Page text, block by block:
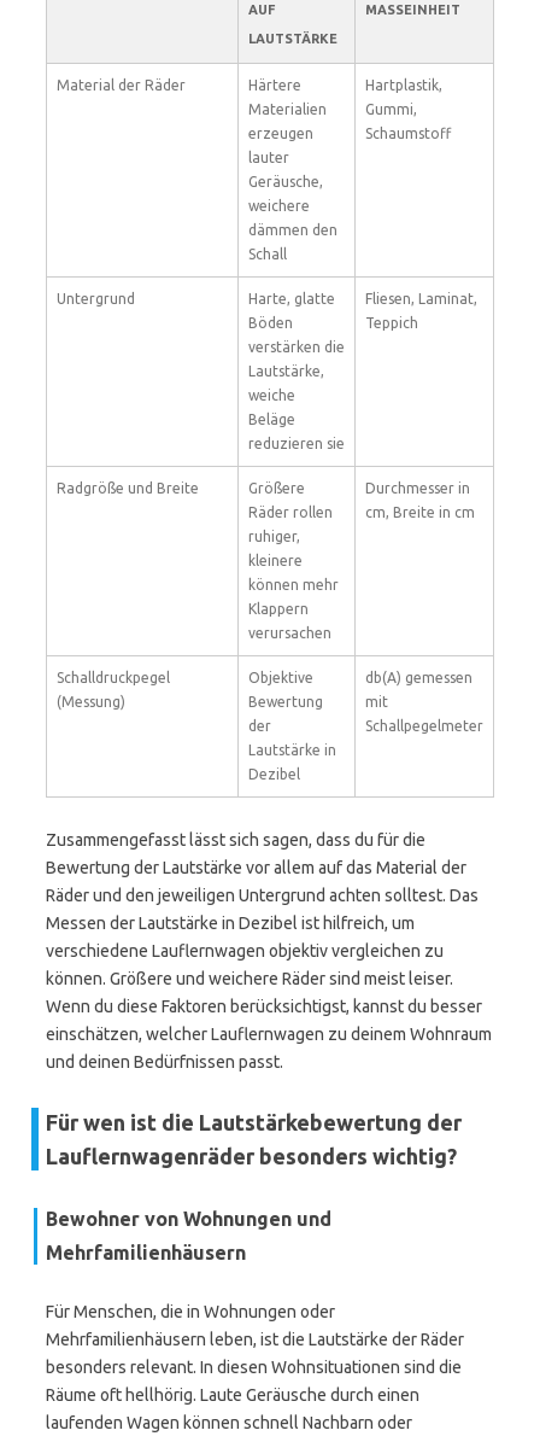
AUF
LAUTSTÄRKE
MASSEINHEIT
Material der Räder
Härtere
Materialien
erzeugen
lauter
Geräusche,
weichere
dämmen den
Schall
Hartplastik,
Gummi,
Schaumstoff
Untergrund
Harte, glatte
Böden
verstärken die
Lautstärke,
weiche
Beläge
reduzieren sie
Fliesen, Laminat,
Teppich
Radgröße und Breite
Größere
Räder rollen
ruhiger,
kleinere
können mehr
Klappern
verursachen
Durchmesser in
cm, Breite in cm
Schalldruckpegel
(Messung)
Objektive
Bewertung
der
Lautstärke in
Dezibel
db(A) gemessen
mit
Schallpegelmeter
Zusammengefasst lässt sich sagen, dass du für die
Bewertung der Lautstärke vor allem auf das Material der
Räder und den jeweiligen Untergrund achten solltest. Das
Messen der Lautstärke in Dezibel ist hilfreich, um
verschiedene Lauflernwagen objektiv vergleichen zu
können. Größere und weichere Räder sind meist leiser.
Wenn du diese Faktoren berücksichtigst, kannst du besser
einschätzen, welcher Lauflernwagen zu deinem Wohnraum
und deinen Bedürfnissen passt.
Für wen ist die Lautstärkebewertung der
Lauflernwagenräder besonders wichtig?
Bewohner von Wohnungen und
Mehrfamilienhäusern
Für Menschen, die in Wohnungen oder
Mehrfamilienhäusern leben, ist die Lautstärke der Räder
besonders relevant. In diesen Wohnsituationen sind die
Räume oft hellhörig. Laute Geräusche durch einen
laufenden Wagen können schnell Nachbarn oder